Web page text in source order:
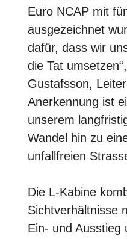
Euro NCAP mit
ausgezeichnet
dafür, dass wir
die Tat
Gustafsson,
Anerkennung ist
unserem
Wandel hin zu
unfallfreien
Die L-Kabine
Sichtverhältnisse
Ein- und Ausstieg